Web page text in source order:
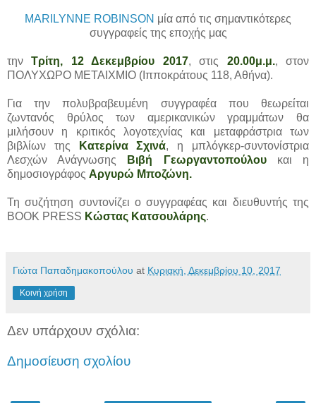
MARILYNNE ROBINSON μία από τις σημαντικότερες
συγγραφείς της εποχής μας
την Τρίτη, 12 Δεκεμβρίου 2017, στις 20.00μ.μ., στον
ΠΟΛΥΧΩΡΟ ΜΕΤΑΙΧΜΙΟ (Ιπποκράτους 118, Αθήνα).
Για την πολυβραβευμένη συγγραφέα που θεωρείται
ζωντανός θρύλος των αμερικανικών γραμμάτων θα
μιλήσουν η κριτικός λογοτεχνίας και μεταφράστρια των
βιβλίων της
Κατερίνα Σχινά, η μπλόγκερ-συντονίστρια
Λεσχών Ανάγνωσης
Βιβή Γεωργαντοπούλουκαι η
δημοσιογράφος Αργυρώ Μποζώνη.
Τη συζήτηση συντονίζει ο συγγραφέας και διευθυντής της
BOOK PRESS Κώστας Κατσουλάρης.
Γιώτα Παπαδημακοπούλου at Κυριακή, Δεκεμβρίου 10, 2017
Κοινή χρήση
Δεν υπάρχουν σχόλια:
Δημοσίευση σχολίου